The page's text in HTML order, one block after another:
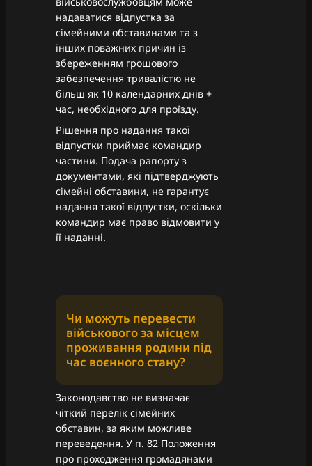
надаватися відпустка за
сімейними обставинами та з
інших поважних причин із
збереженням грошового
забезпечення тривалістю не
більш як 10 календарних днів +
час, необхідного для проїзду.
Рішення про надання такої
відпустки приймає командир
частини. Подача рапорту з
документами, які підтверджують
сімейні обставини, не гарантує
надання такої відпустки, оскільки
командир має право відмовити у
її наданні.
Чи можуть перевести
військового за місцем
проживання родини під
час воєнного стану?
Законодавство не визначає
чіткий перелік сімейних
обставин, за яким можливе
переведення. У п. 82 Положення
про проходження громадянами